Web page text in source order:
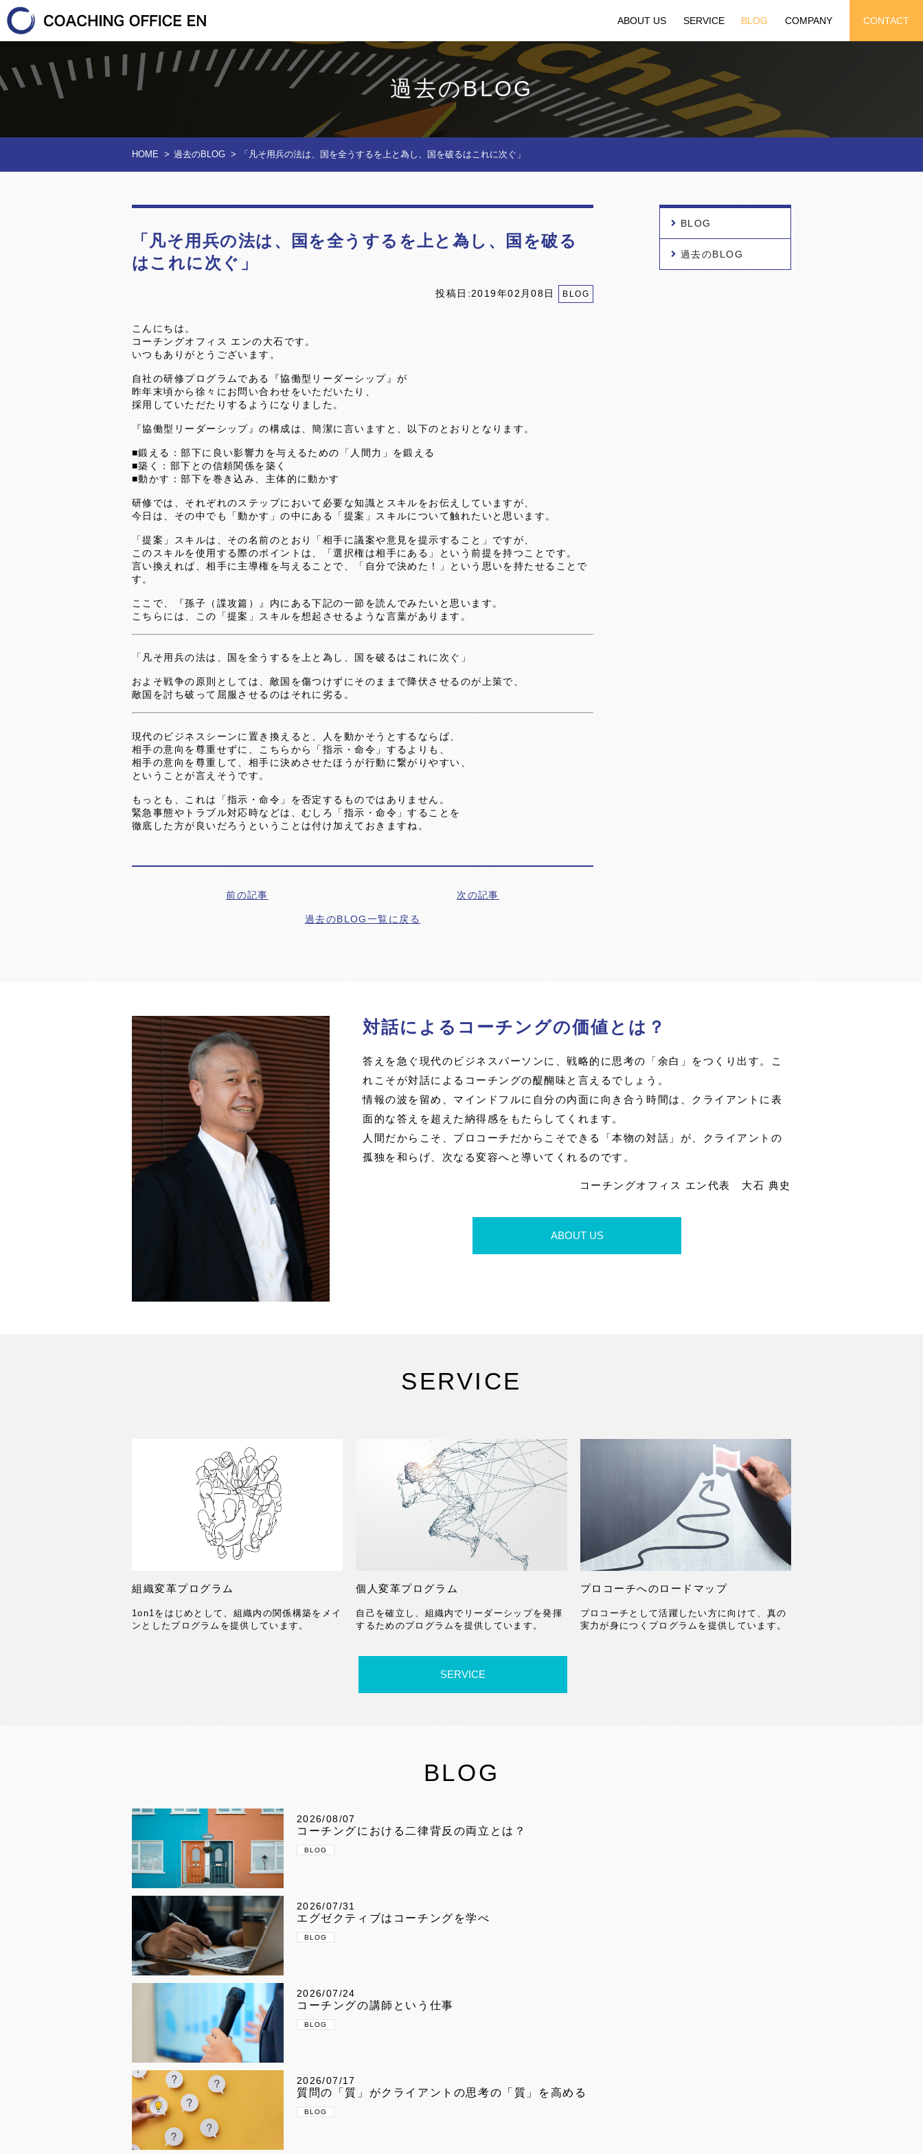
ABOUT US SERVICE BLOG COMPANY CONTACT
過去のBLOG
HOME > 過去のBLOG > 「凡そ用兵の法は、国を全うするを上と為し、国を破るはこれに次ぐ」
「凡そ用兵の法は、国を全うするを上と為し、国を破る
はこれに次ぐ」
投稿日:2019年02月08日 BLOG
こんにちは。
コーチングオフィス エンの大石です。
いつもありがとうございます。
自社の研修プログラムである『協働型リーダーシップ』が
昨年末頃から徐々にお問い合わせをいただいたり、
採用していただたりするようになりました。
『協働型リーダーシップ』の構成は、簡潔に言いますと、以下のとおりとなります。
■鍛える：部下に良い影響力を与えるための「人間力」を鍛える
■築く：部下との信頼関係を築く
■動かす：部下を巻き込み、主体的に動かす
研修では、それぞれのステップにおいて必要な知識とスキルをお伝えしていますが、
今日は、その中でも「動かす」の中にある「提案」スキルについて触れたいと思います。
「提案」スキルは、その名前のとおり「相手に議案や意見を提示すること」ですが、
このスキルを使用する際のポイントは、「選択権は相手にある」という前提を持つことです。
言い換えれば、相手に主導権を与えることで、「自分で決めた！」という思いを持たせることで
す。
ここで、『孫子（諜攻篇）』内にある下記の一節を読んでみたいと思います。
こちらには、この「提案」スキルを想起させるような言葉があります。
「凡そ用兵の法は、国を全うするを上と為し、国を破るはこれに次ぐ」
およそ戦争の原則としては、敵国を傷つけずにそのままで降伏させるのが上策で、
敵国を討ち破って屈服させるのはそれに劣る。
現代のビジネスシーンに置き換えると、人を動かそうとするならば、
相手の意向を尊重せずに、こちらから「指示・命令」するよりも、
相手の意向を尊重して、相手に決めさせたほうが行動に繋がりやすい、
ということが言えそうです。
もっとも、これは「指示・命令」を否定するものではありません。
緊急事態やトラブル対応時などは、むしろ「指示・命令」することを
徹底した方が良いだろうということは付け加えておきますね。
前の記事 次の記事
過去のBLOG一覧に戻る
BLOG
過去のBLOG
対話によるコーチングの価値とは？
答えを急ぐ現代のビジネスパーソンに、戦略的に思考の「余白」をつくり出す。こ
れこそが対話によるコーチングの醍醐味と言えるでしょう。
情報の波を留め、マインドフルに自分の内面に向き合う時間は、クライアントに表
面的な答えを超えた納得感をもたらしてくれます。
人間だからこそ、プロコーチだからこそできる「本物の対話」が、クライアントの
孤独を和らげ、次なる変容へと導いてくれるのです。
コーチングオフィス エン代表 大石 典史
ABOUT US
SERVICE
組織変革プログラム
1on1をはじめとして、組織内の関係構築をメイ
ンとしたプログラムを提供しています。
個人変革プログラム
自己を確立し、組織内でリーダーシップを発揮
するためのプログラムを提供しています。
プロコーチへのロードマップ
プロコーチとして活躍したい方に向けて、真の
実力が身につくプログラムを提供しています。
SERVICE
BLOG
2026/08/07
コーチングにおける二律背反の両立とは？
BLOG
2026/07/31
エグゼクティブはコーチングを学べ
BLOG
2026/07/24
コーチングの講師という仕事
BLOG
2026/07/17
質問の「質」がクライアントの思考の「質」を高める
BLOG